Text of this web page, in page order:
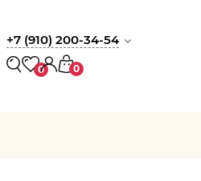
+7 (910) 200-34-54
0 0